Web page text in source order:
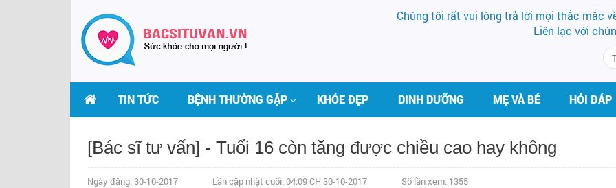
Chúng tôi rất vui lòng trả lời mọi thắc mắc
Liên lạc với
TIN TỨC BỆNH THƯỜNG GẶP KHỎE ĐẸP DINH DƯỠNG MẸ VÀ BÉ HỎI ĐÁP
[Bác sĩ tư vấn] - Tuổi 16 còn tăng được chiều cao hay không
Ngày đăng: 30-10-2017 Lần cập nhật cuối: 04:09 CH 30-10-2017 Số lần xem: 1355